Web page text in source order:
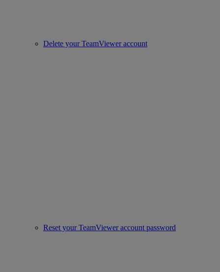
Delete your TeamViewer account
Reset your TeamViewer account password